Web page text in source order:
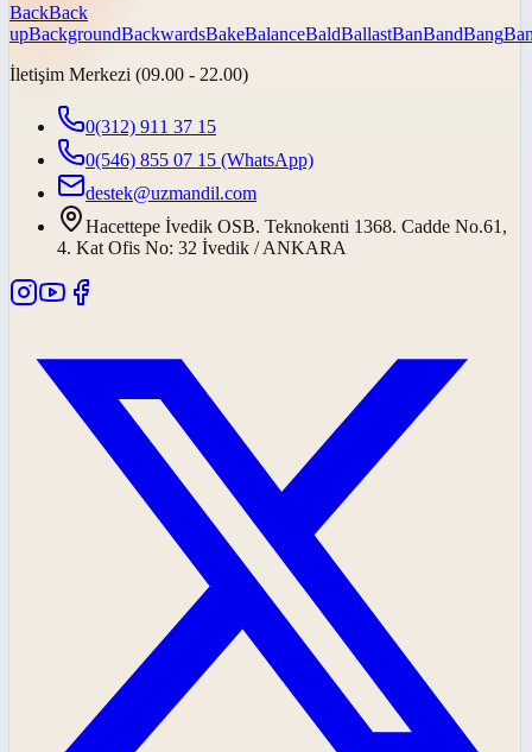
BackBack
upBackgroundBackwardsBakeBalanceBaldBallastBanBandBang
İletişim Merkezi (09.00 - 22.00)
0(312) 911 37 15
0(546) 855 07 15 (WhatsApp)
destek@uzmandil.com
Hacettepe İvedik OSB. Teknokenti 1368. Cadde No.61,
4. Kat Ofis No: 32 İvedik / ANKARA